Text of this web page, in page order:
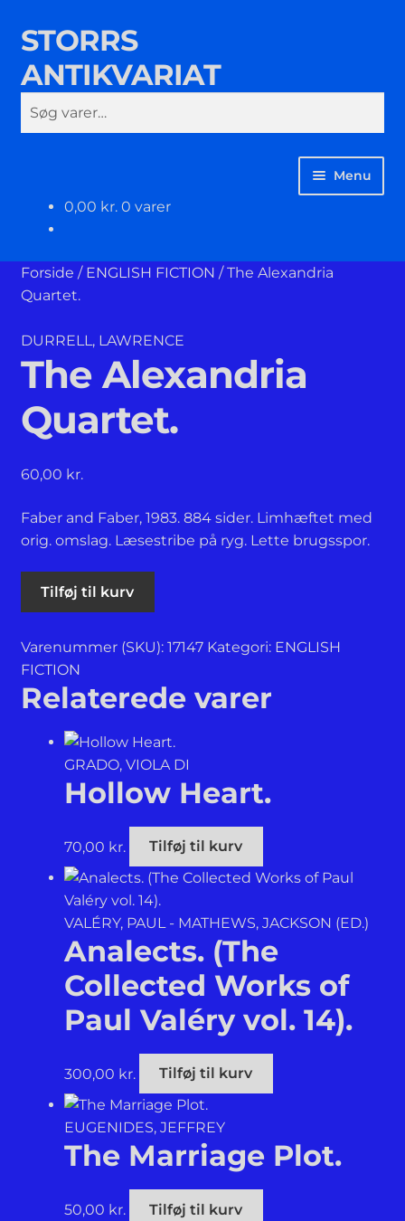
Spring
til
navigation
Spring
til
indhold
STORRS
ANTIKVARIAT
Søg
efter:
Søg
Menu
FILOSOFI, PSYKOLOGI & SAMFUNDSVIDENSKAB
DIVERSE
LYRIK
LITTERATURVIDENSKAB
SJÆLDNE BØGER, FØRSTEUDGAVER & BOGBIND
OKKULTISME, SPIRITUALITET & RELIGION
MUSIK
FILM
ENGLISH FICTION
DRAMA
0,00 kr. 0 varer
Forside / ENGLISH FICTION /The Alexandria
Quartet.
DURRELL, LAWRENCE
The Alexandria
Quartet.
60,00 kr.
Faber and Faber, 1983. 884 sider. Limhæftet med
orig. omslag. Læsestribe på ryg. Lette brugsspor.
The
Alexandria
antal
Tilføj til kurv
Varenummer (SKU): 17147 Kategori: ENGLISH
FICTION
Relaterede varer
GRADO, VIOLA DI
Hollow Heart.
70,00 kr. Tilføj til kurv
VALÉRY, PAUL - MATHEWS, JACKSON (ED.)
Analects. (The
Collected Works of
Paul Valéry vol. 14).
300,00 kr. Tilføj til kurv
EUGENIDES, JEFFREY
The Marriage Plot.
50,00 kr. Tilføj til kurv